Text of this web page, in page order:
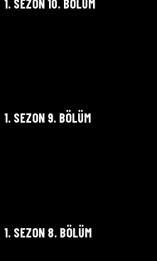
1. SEZON 10. BÖLÜM
1. SEZON 9. BÖLÜM
1. SEZON 8. BÖLÜM